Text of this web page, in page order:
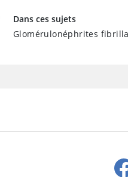
Dans ces sujets
Glomérulonéphrites